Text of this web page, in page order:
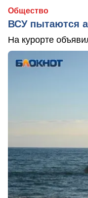
Общество
ВСУ пытаются
На курорте